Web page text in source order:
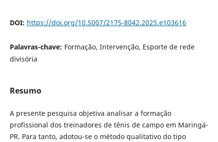
DOI: https://doi.org/10.5007/2175-8042.2025.e103616
Palavras-chave: Formação, Intervenção, Esporte de rede
divisória
Resumo
A presente pesquisa objetiva analisar a formação
profissional dos treinadores de tênis de campo em Maringá-
PR. Para tanto, adotou-se o método qualitativo do tipo